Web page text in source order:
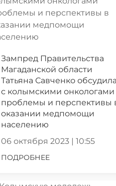
Зампред Правительства
Магаданской области
Татьяна Савченко обсудила
с колымскими онкологами
проблемы и перспективы
оказании медпомощи
населению
06 октября 2023 | 10:55
ПОДРОБНЕЕ